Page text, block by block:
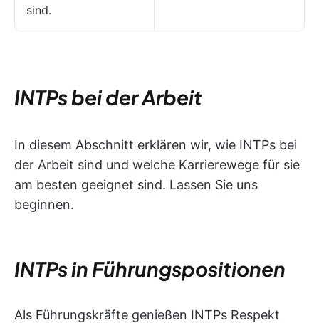
sind.
INTPs bei der Arbeit
In diesem Abschnitt erklären wir, wie INTPs bei
der Arbeit sind und welche Karrierewege für sie
am besten geeignet sind. Lassen Sie uns
beginnen.
INTPs in Führungspositionen
Als Führungskräfte genießen INTPs Respekt